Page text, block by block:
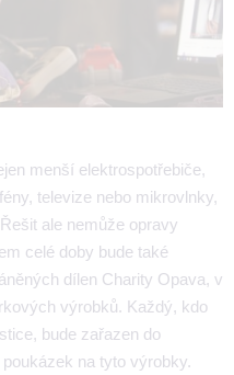
menší elektrospotřebiče,
televize nebo mikrovlnky,
ale nemůže opravy
celé doby bude také
dílen Charity Opava, v
výrobků. Každý, kdo
bude zařazen do
na tyto výrobky.